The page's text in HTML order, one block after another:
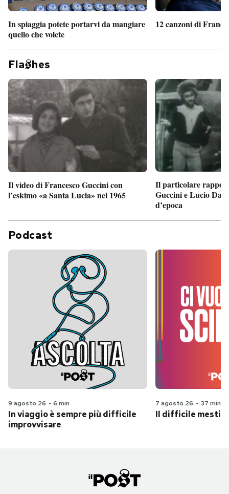
In spiaggia potete portarvi da mangiare
quello che volete
12 canzoni di
Fla hes
Il video di Francesco Guccini con
l’eskimo «a Santa Lucia» nel 1965
Il particolare
Guccini e Lucio
d’epoca
Podcast
9 agosto 26 - 6 min
In viaggio è sempre più difficile
improvvisare
7 agosto 26 - 37 min
Il difficile